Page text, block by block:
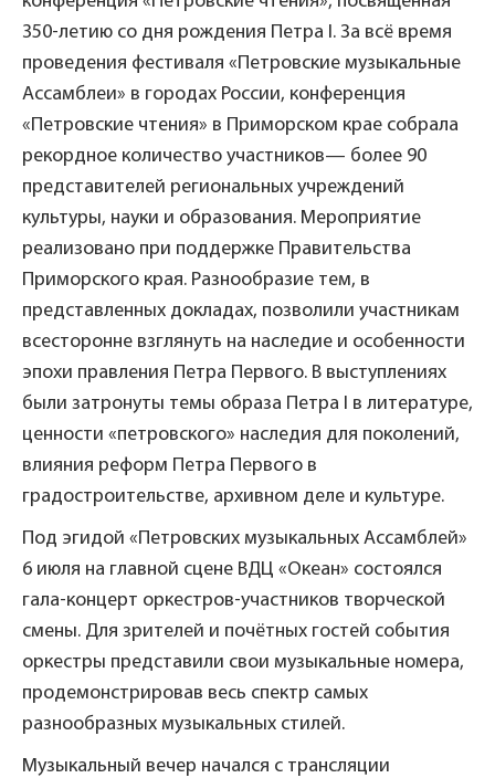
350-летию со дня рождения Петра I. За всё время
проведения фестиваля «Петровские музыкальные
Ассамблеи» в городах России, конференция
«Петровские чтения» в Приморском крае собрала
рекордное количество участников— более 90
представителей региональных учреждений
культуры, науки и образования. Мероприятие
реализовано при поддержке Правительства
Приморского края. Разнообразие тем, в
представленных докладах, позволили участникам
всесторонне взглянуть на наследие и особенности
эпохи правления Петра Первого. В выступлениях
были затронуты темы образа Петра I в литературе,
ценности «петровского» наследия для поколений,
влияния реформ Петра Первого в
градостроительстве, архивном деле и культуре.
Под эгидой «Петровских музыкальных Ассамблей»
6 июля на главной сцене ВДЦ «Океан» состоялся
гала-концерт оркестров-участников творческой
смены. Для зрителей и почётных гостей события
оркестры представили свои музыкальные номера,
продемонстрировав весь спектр самых
разнообразных музыкальных стилей.
Музыкальный вечер начался с трансляции